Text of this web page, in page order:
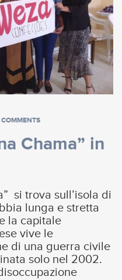
Chama” in
si trova sull’isola di
lunga e stretta
la capitale
vive le
di una guerra civile
solo nel 2002.